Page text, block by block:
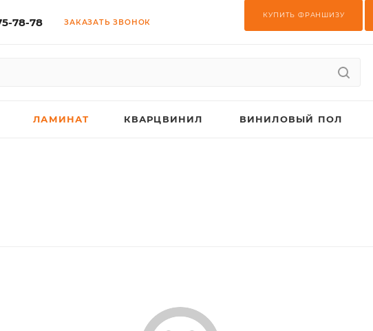
78-78 ЗАКАЗАТЬ ЗВОНОК
КУПИТЬ ФРАНШИЗУ
ЛАМИНАТ КВАРЦВИНИЛ ВИНИЛОВЫЙ ПОЛ